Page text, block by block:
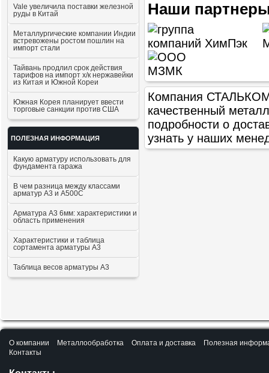
Vale увеличила поставки железной
руды в Китай
Металлургические компании Индии
встревожены ростом пошлин на
импорт стали
Тайвань продлил срок действия
тарифов на импорт х/к нержавейки
из Китая и Южной Кореи
Южная Корея планирует ввести
торговые санкции против США
ПОЛЕЗНАЯ ИНФОРМАЦИЯ
Какую арматуру использовать для
фундамента гаража
В чем разница между классами
арматур А3 и А500С
Арматура А3 6мм: характеристики и
область применения
Характеристики и таблица
сортамента арматуры А3
Таблица весов арматуры А3
Наши
Компания СТАЛЬКОМ
качественный
подробности о
узнать у наших
О компании Металлообработка Оплата и доставка
Полезная
Контакты